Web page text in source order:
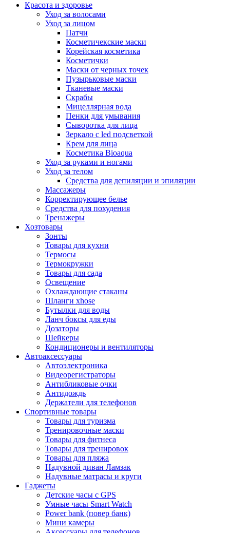
Красота и здоровье
Уход за волосами
Уход за лицом
Патчи
Косметичекские маски
Корейская косметика
Косметички
Маски от черных точек
Пузырьковые маски
Тканевые маски
Скрабы
Мицеллярная вода
Пенки для умывания
Сыворотка для лица
Зеркало с led подсветкой
Крем для лица
Косметика Bioaqua
Уход за руками и ногами
Уход за телом
Средства для депиляции и эпиляции
Массажеры
Корректирующее белье
Средства для похудения
Тренажеры
Хозтовары
Зонты
Товары для кухни
Термосы
Термокружки
Товары для сада
Освещение
Охлаждающие стаканы
Шланги xhose
Бутылки для воды
Ланч боксы для еды
Дозаторы
Шейкеры
Кондиционеры и вентиляторы
Автоаксессуары
Автоэлектроника
Видеорегистраторы
Антибликовые очки
Антидождь
Держатели для телефонов
Спортивные товары
Товары для туризма
Тренировочные маски
Товары для фитнеса
Товары для тренировок
Товары для пляжа
Надувной диван Ламзак
Надувные матрасы и круги
Гаджеты
Детские часы с GPS
Умные часы Smart Watch
Power bank (повер банк)
Мини камеры